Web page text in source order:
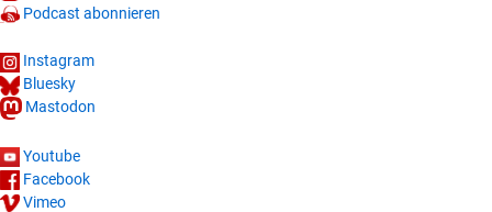
Podcast abonnieren
Instagram
Bluesky
Mastodon
Youtube
Facebook
Vimeo